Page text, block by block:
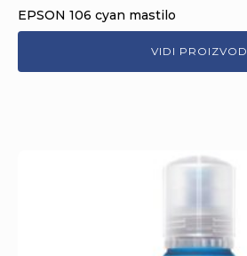
EPSON 106 cyan mastilo
VIDI PROIZVOD